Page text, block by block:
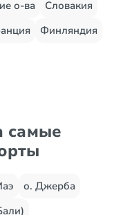
о-ва
Словакия
Финляндия
самые
о. Джерба